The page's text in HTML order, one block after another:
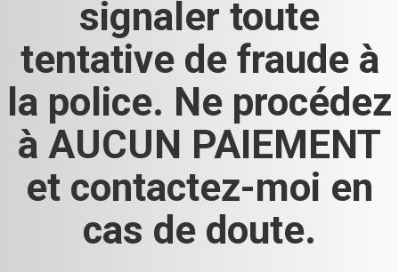
signaler toute
tentative de fraude à
la police. Ne procédez
à AUCUN PAIEMENT
et contactez-moi en
cas de doute.